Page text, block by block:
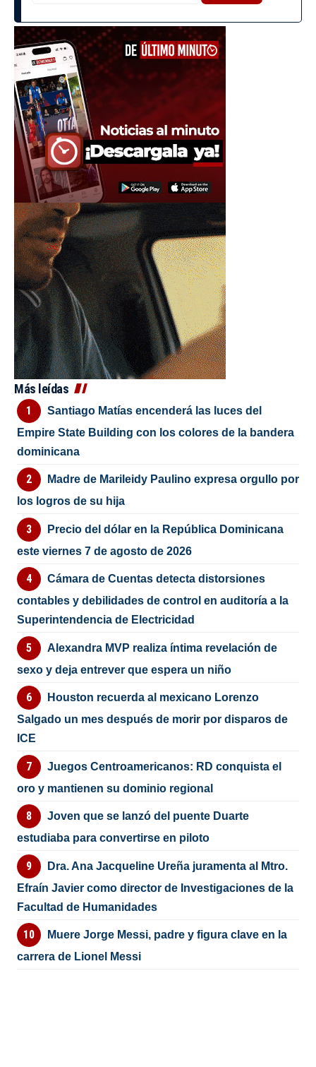
Más leídas
Santiago Matías encenderá las luces del
Empire State Building con los colores de la bandera
dominicana
Madre de Marileidy Paulino expresa orgullo por
los logros de su hija
Precio del dólar en la República Dominicana
este viernes 7 de agosto de 2026
Cámara de Cuentas detecta distorsiones
contables y debilidades de control en auditoría a la
Superintendencia de Electricidad
Alexandra MVP realiza íntima revelación de
sexo y deja entrever que espera un niño
Houston recuerda al mexicano Lorenzo
Salgado un mes después de morir por disparos de
ICE
Juegos Centroamericanos: RD conquista el
oro y mantienen su dominio regional
Joven que se lanzó del puente Duarte
estudiaba para convertirse en piloto
Dra. Ana Jacqueline Ureña juramenta al Mtro.
Efraín Javier como director de Investigaciones de la
Facultad de Humanidades
Muere Jorge Messi, padre y figura clave en la
carrera de Lionel Messi